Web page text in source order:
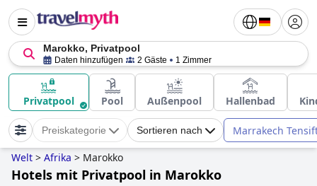
Marokko, Privatpool
Daten hinzufügen 2 Gäste 1 Zimmer
Privatpool Pool Außenpool Hallenbad
Preiskategorie Sortieren nach Marrakech
Welt > Afrika > Marokko
Hotels mit Privatpool in Marokko